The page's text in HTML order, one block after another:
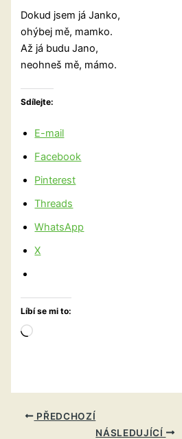
Dokud jsem já Janko,
ohýbej mě, mamko.
Až já budu Jano,
neohneš mě, mámo.
Sdílejte:
E-mail
Facebook
Pinterest
Threads
WhatsApp
X
Líbí se mi to:
Načítání…
PŘEDCHOZÍ
NÁSLEDUJÍCÍ